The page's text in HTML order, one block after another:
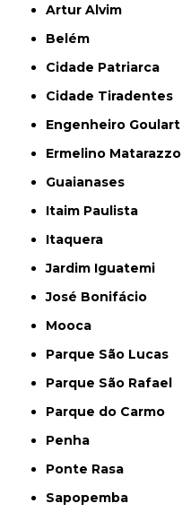
Artur Alvim
Belém
Cidade Patriarca
Cidade Tiradentes
Engenheiro Goulart
Ermelino Matarazzo
Guaianases
Itaim Paulista
Itaquera
Jardim Iguatemi
José Bonifácio
Mooca
Parque São Lucas
Parque São Rafael
Parque do Carmo
Penha
Ponte Rasa
Sapopemba